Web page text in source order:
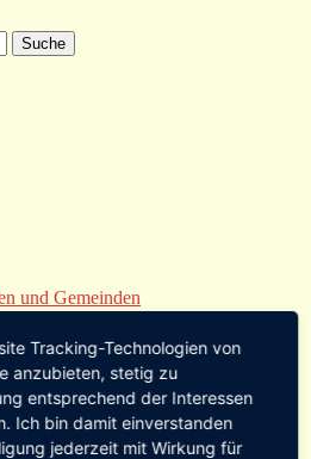
und Gemeinden
Tracking-Technologien von
anzubieten, stetig zu
entsprechend der Interessen
Ich bin damit einverstanden
jederzeit mit Wirkung für